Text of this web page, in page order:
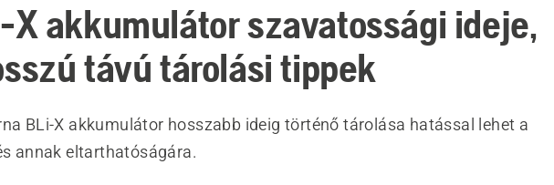
X akkumulátor szavatossági ideje,
távú tárolási tippek
BLi-X akkumulátor hosszabb ideig történő tárolása hatással lehet a
annak eltarthatóságára.